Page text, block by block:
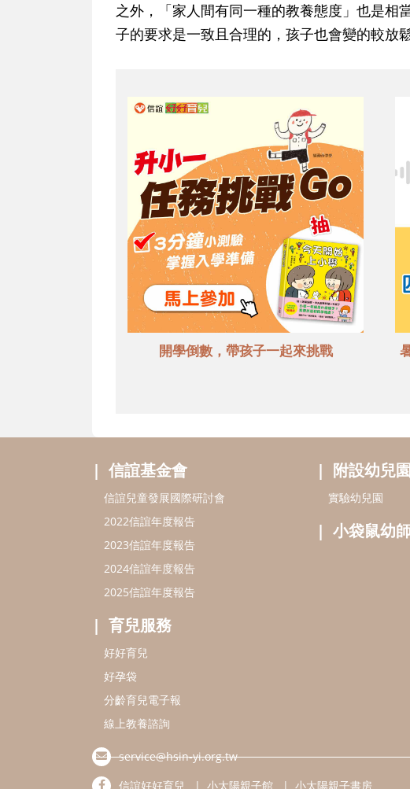
之外，「家人間有同一種的教養態度」也是相
子的要求是一致且合理的，孩子也會變的較放
開學倒數，帶孩子一起來挑戰
信誼基金會
信誼兒童發展國際研討會
2022信誼年度報告
2023信誼年度報告
2024信誼年度報告
2025信誼年度報告
育兒服務
好好育兒
好孕袋
分齡育兒電子報
線上教養諮詢
附設幼兒園
實驗幼兒園
小袋鼠幼
service@hsin-yi.org.tw
信誼好好育兒
小太陽親子館 小太陽親子書房